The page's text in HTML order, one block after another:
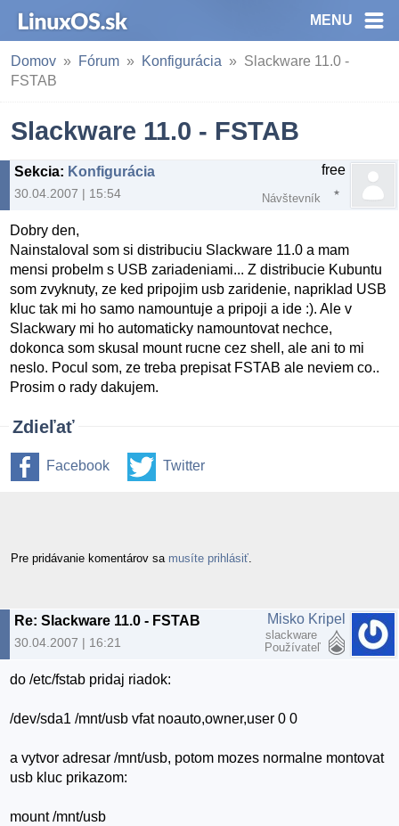
MENU
Domov Fórum Konfigurácia
Slackware 11.0 -
FSTAB
Slackware 11.0 - FSTAB
Sekcia: Konfigurácia
30.04.2007 | 15:54
free
Návštevník
Dobry den,
Nainstaloval som si distribuciu Slackware 11.0 a mam
mensi probelm s USB zariadeniami... Z distribucie Kubuntu
som zvyknuty, ze ked pripojim usb zaridenie, napriklad USB
kluc tak mi ho samo namountuje a pripoji a ide :). Ale v
Slackwary mi ho automaticky namountovat nechce,
dokonca som skusal mount rucne cez shell, ale ani to mi
neslo. Pocul som, ze treba prepisat FSTAB ale neviem co..
Prosim o rady dakujem.
Zdieľať
Facebook Twitter
Pre pridávanie komentárov sa musíte prihlásiť
Re: Slackware 11.0 - FSTAB
30.04.2007 | 16:21
Misko Kripel
slackware
Používateľ
do /etc/fstab pridaj riadok:
/dev/sda1 /mnt/usb vfat noauto,owner,user 0 0
a vytvor adresar /mnt/usb, potom mozes normalne montovat
usb kluc prikazom:
mount /mnt/usb